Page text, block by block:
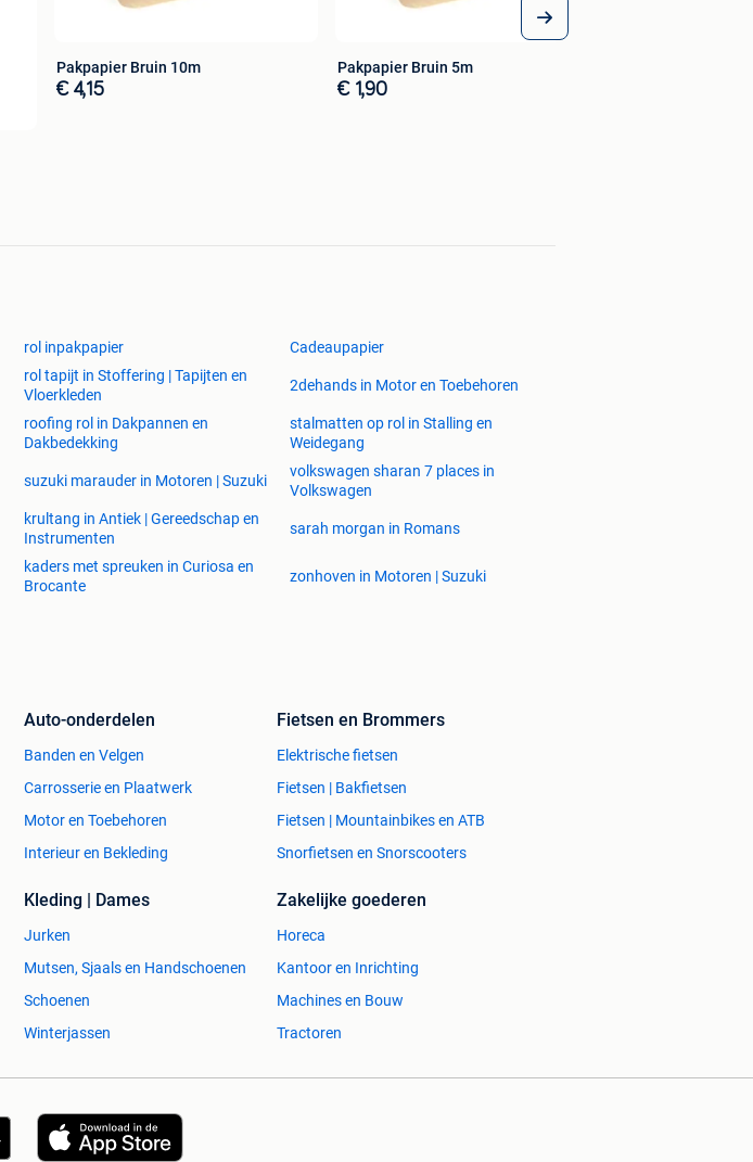
Pakpapier Bruin 10m
€ 4,15
Pakpapier Bruin 5m
€ 1,90
rol inpakpapier Cadeaupapier
rol tapijt in Stoffering | Tapijten en
Vloerkleden
2dehands in Motor en Toebehoren
roofing rol in Dakpannen en
Dakbedekking
stalmatten op rol in Stalling en
Weidegang
suzuki marauder in Motoren | Suzuki
volkswagen sharan 7 places in
Volkswagen
krultang in Antiek | Gereedschap en
Instrumenten
sarah morgan in Romans
kaders met spreuken in Curiosa en
Brocante
zonhoven in Motoren | Suzuki
Auto-onderdelen
Banden en Velgen
Carrosserie en Plaatwerk
Motor en Toebehoren
Interieur en Bekleding
Fietsen en Brommers
Elektrische fietsen
Fietsen | Bakfietsen
Fietsen | Mountainbikes en ATB
Snorfietsen en Snorscooters
Kleding | Dames
Jurken
Mutsen, Sjaals en Handschoenen
Schoenen
Winterjassen
Zakelijke goederen
Horeca
Kantoor en Inrichting
Machines en Bouw
Tractoren